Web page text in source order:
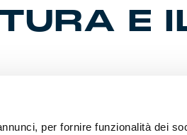
per fornire funzionalità dei
E
palle inattive e set di tiri, a